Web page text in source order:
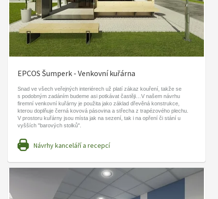
EPCOS Šumperk - Venkovní kuřárna
Snad ve všech veřejných interiérech už platí zákaz kouření, takže se
s podobným zadáním budeme asi potkávat častěji…V našem návrhu
firemní venkovní kuřárny je použita jako základ dřevěná konstrukce,
kterou doplňuje černá kovová pásovina a střecha z trapézového plechu.
V prostoru kuřárny jsou místa jak na sezení, tak i na opření či stání u
vyšších "barových stolků".
Návrhy kanceláří a recepcí